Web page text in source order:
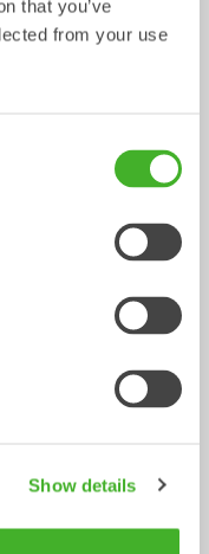
that you’ve
from your use
Show details
2-32 ton